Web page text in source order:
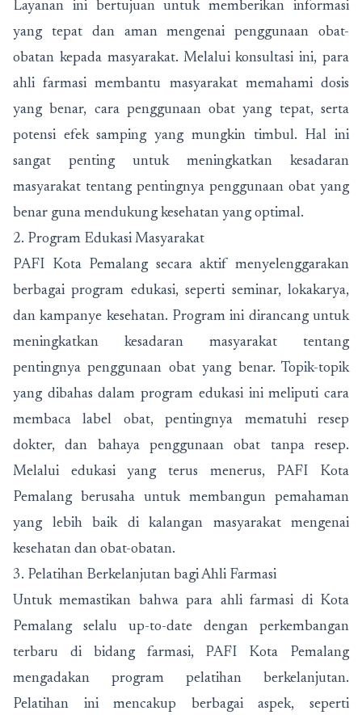
Layanan ini bertujuan untuk memberikan informasi
yang tepat dan aman mengenai penggunaan obat-
obatan kepada masyarakat. Melalui konsultasi ini, para
ahli farmasi membantu masyarakat memahami dosis
yang benar, cara penggunaan obat yang tepat, serta
potensi efek samping yang mungkin timbul. Hal ini
sangat penting untuk meningkatkan kesadaran
masyarakat tentang pentingnya penggunaan obat yang
benar guna mendukung kesehatan yang optimal.
2. Program Edukasi Masyarakat
PAFI Kota Pemalang secara aktif menyelenggarakan
berbagai program edukasi, seperti seminar, lokakarya,
dan kampanye kesehatan. Program ini dirancang untuk
meningkatkan kesadaran masyarakat tentang
pentingnya penggunaan obat yang benar. Topik-topik
yang dibahas dalam program edukasi ini meliputi cara
membaca label obat, pentingnya mematuhi resep
dokter, dan bahaya penggunaan obat tanpa resep.
Melalui edukasi yang terus menerus, PAFI Kota
Pemalang berusaha untuk membangun pemahaman
yang lebih baik di kalangan masyarakat mengenai
kesehatan dan obat-obatan.
3. Pelatihan Berkelanjutan bagi Ahli Farmasi
Untuk memastikan bahwa para ahli farmasi di Kota
Pemalang selalu up-to-date dengan perkembangan
terbaru di bidang farmasi, PAFI Kota Pemalang
mengadakan program pelatihan berkelanjutan.
Pelatihan ini mencakup berbagai aspek, seperti